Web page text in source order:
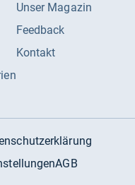
Unser Magazin
Feedback
Kontakt
AGB